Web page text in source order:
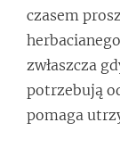
czasem
zwłaszcza
potrzebują
pomaga